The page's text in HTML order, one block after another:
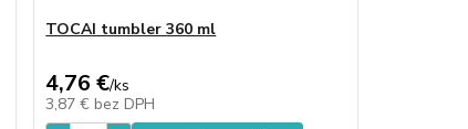
TOCAI tumbler 360 ml
4,76 €/ks
3,87 € bez DPH